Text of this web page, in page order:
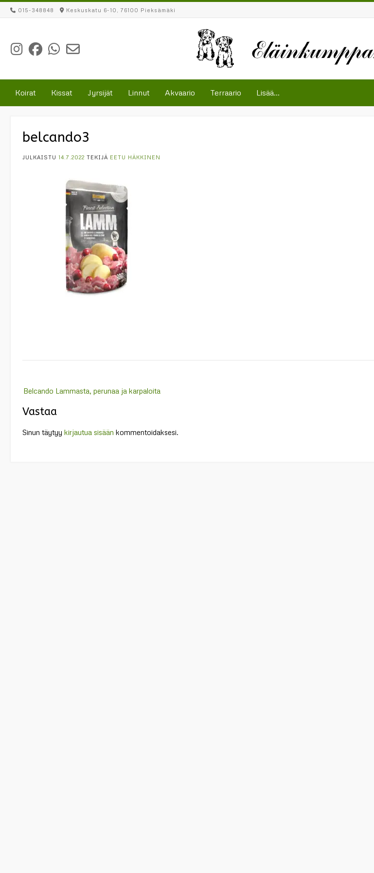
Skip
to
015-348848 Keskuskatu 6-10, 76100 Pieksämäki
Koirat Kissat Jyrsijät Linnut Akvaario Terraario Lisää...
belcando3
JULKAISTU 14.7.2022 TEKIJÄ EETU HÄKKINEN
Belcando Lammasta, perunaa ja karpaloita
Vastaa
Sinun täytyy kirjautua sisään kommentoidaksesi.